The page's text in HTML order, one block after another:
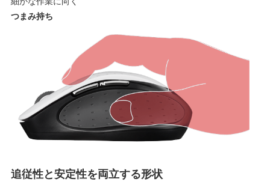
つまみ持ち
追従性と安定性を両立する形状